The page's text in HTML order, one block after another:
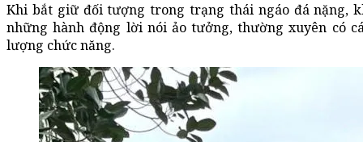
Khi bắt giữ đối tượng trong trạng thái ngáo đá nặng,
những hành động lời nói ảo tưởng, thường xuyên có
lượng chức năng.